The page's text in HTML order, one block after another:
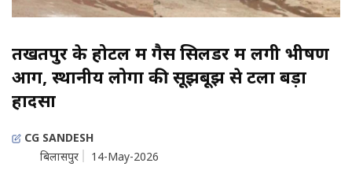
तखतपुर के होटल में गैस सिलेंडर में लगी भीषण
आग, स्थानीय लोगों की सूझबूझ से टला बड़ा
हादसा
CG SANDESH
बिलासपुर
14-May-2026